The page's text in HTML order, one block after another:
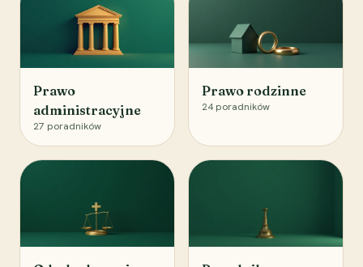
Prawo
administracyjne
27 poradników
Prawo rodzinne
24 poradników